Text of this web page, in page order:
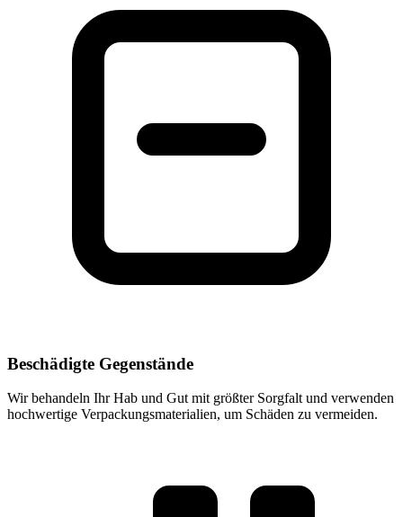
Beschädigte Gegenstände
Wir behandeln Ihr Hab und Gut mit größter Sorgfalt und verwenden
hochwertige Verpackungsmaterialien, um Schäden zu vermeiden.